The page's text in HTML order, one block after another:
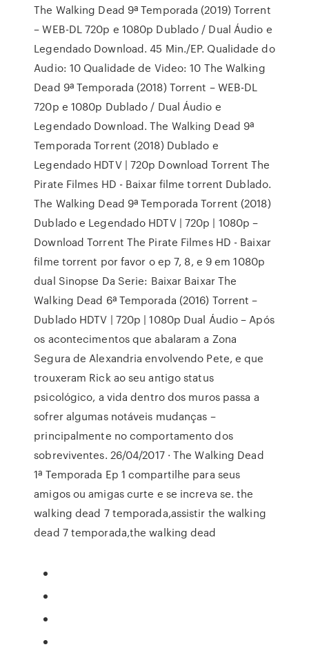
The Walking Dead 9ª Temporada (2019) Torrent
– WEB-DL 720p e 1080p Dublado / Dual Áudio e
Legendado Download. 45 Min./EP. Qualidade do
Audio: 10 Qualidade de Video: 10 The Walking
Dead 9ª Temporada (2018) Torrent – WEB-DL
720p e 1080p Dublado / Dual Áudio e
Legendado Download. The Walking Dead 9ª
Temporada Torrent (2018) Dublado e
Legendado HDTV | 720p Download Torrent The
Pirate Filmes HD - Baixar filme torrent Dublado.
The Walking Dead 9ª Temporada Torrent (2018)
Dublado e Legendado HDTV | 720p | 1080p –
Download Torrent The Pirate Filmes HD - Baixar
filme torrent por favor o ep 7, 8, e 9 em 1080p
dual Sinopse Da Serie: Baixar Baixar The
Walking Dead 6ª Temporada (2016) Torrent –
Dublado HDTV | 720p | 1080p Dual Áudio – Após
os acontecimentos que abalaram a Zona
Segura de Alexandria envolvendo Pete, e que
trouxeram Rick ao seu antigo status
psicológico, a vida dentro dos muros passa a
sofrer algumas notáveis mudanças –
principalmente no comportamento dos
sobreviventes. 26/04/2017 · The Walking Dead
1ª Temporada Ep 1 compartilhe para seus
amigos ou amigas curte e se increva se. the
walking dead 7 temporada,assistir the walking
dead 7 temporada,the walking dead